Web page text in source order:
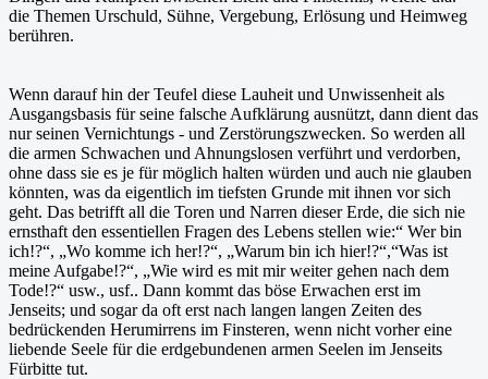
die Themen Urschuld, Sühne, Vergebung, Erlösung und Heimweg
berühren.
Wenn darauf hin der Teufel diese Lauheit und Unwissenheit als
Ausgangsbasis für seine falsche Aufklärung ausnützt, dann dient das
nur seinen Vernichtungs - und Zerstörungszwecken. So werden all
die armen Schwachen und Ahnungslosen verführt und verdorben,
ohne dass sie es je für möglich halten würden und auch nie glauben
könnten, was da eigentlich im tiefsten Grunde mit ihnen vor sich
geht. Das betrifft all die Toren und Narren dieser Erde, die sich nie
ernsthaft den essentiellen Fragen des Lebens stellen wie:“ Wer bin
ich!?“, „Wo komme ich her!?“, „Warum bin ich hier!?“,“Was ist
meine Aufgabe!?“, „Wie wird es mit mir weiter gehen nach dem
Tode!?“ usw., usf.. Dann kommt das böse Erwachen erst im
Jenseits; und sogar da oft erst nach langen langen Zeiten des
bedrückenden Herumirrens im Finsteren, wenn nicht vorher eine
liebende Seele für die erdgebundenen armen Seelen im Jenseits
Fürbitte tut.